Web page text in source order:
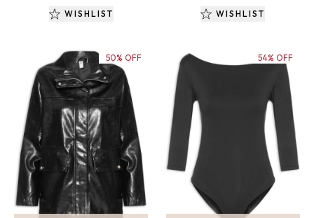
WISHLIST WISHLIST
50% OFF 54% OFF